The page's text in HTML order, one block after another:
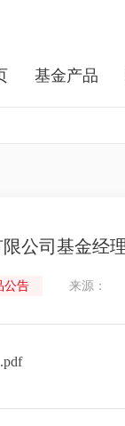
基金产品
公司基金经
公告 来源：